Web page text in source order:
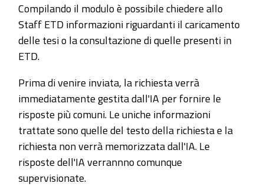
Compilando il modulo è possibile chiedere allo
Staff ETD informazioni riguardanti il caricamento
delle tesi o la consultazione di quelle presenti in
ETD.
Prima di venire inviata, la richiesta verrà
immediatamente gestita dall'IA per fornire le
risposte più comuni. Le uniche informazioni
trattate sono quelle del testo della richiesta e la
richiesta non verrà memorizzata dall'IA. Le
risposte dell'IA verrannno comunque
supervisionate.